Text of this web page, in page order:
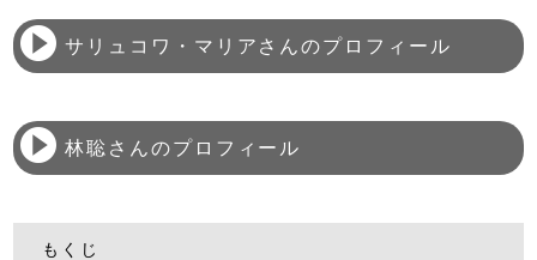
サリュコワ・マリアさんのプロフィール
林聡さんのプロフィール
もくじ